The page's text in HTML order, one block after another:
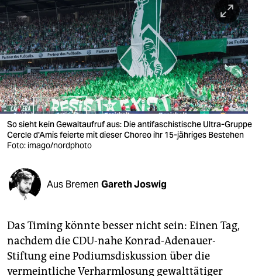
sport
berlin
nord
wahrheit
verlag
verlag
shop
fragen & hilfe
unterstützen
abo
So sieht kein Gewaltaufruf aus: Die antifaschistische Ultra-Gruppe
Cercle d'Amis feierte mit dieser Choreo ihr 15-jähriges Bestehen
Foto: imago/nordphoto
Aus Bremen Gareth Joswig
Das Timing könnte besser nicht sein: Einen Tag,
nachdem die CDU-nahe Konrad-Adenauer-
Stiftung eine Podiumsdiskussion über die
vermeintliche Verharmlosung gewalttätiger